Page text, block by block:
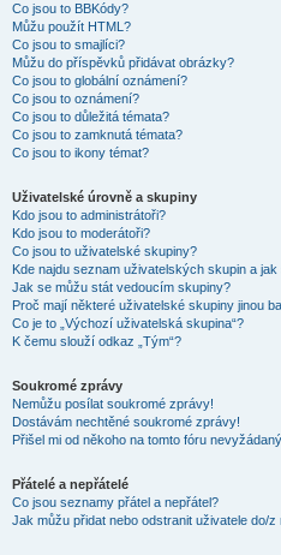
Co jsou to BBKódy?
Můžu použít HTML?
Co jsou to smajlíci?
Můžu do příspěvků přidávat obrázky?
Co jsou to globální oznámení?
Co jsou to oznámení?
Co jsou to důležitá témata?
Co jsou to zamknutá témata?
Co jsou to ikony témat?
Uživatelské úrovně a skupiny
Kdo jsou to administrátoři?
Kdo jsou to moderátoři?
Co jsou to uživatelské skupiny?
Kde najdu seznam uživatelských skupin a
Jak se můžu stát vedoucím skupiny?
Proč mají některé uživatelské skupiny jinou
Co je to „Výchozí uživatelská skupina“?
K čemu slouží odkaz „Tým“?
Soukromé zprávy
Nemůžu posílat soukromé zprávy!
Dostávám nechtěné soukromé zprávy!
Přišel mi od někoho na tomto fóru
Přátelé a nepřátelé
Co jsou seznamy přátel a nepřátel?
Jak můžu přidat nebo odstranit uživatele do/